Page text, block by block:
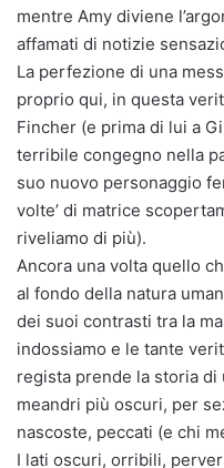
mentre Amy diviene
affamati di notizie
La perfezione di una
proprio qui, in questa
Fincher (e prima di lui a
terribile congegno nella
suo nuovo personaggio
volte’ di matrice
riveliamo di più).
Ancora una volta quello
al fondo della natura
dei suoi contrasti tra la
indossiamo e le tante
regista prende la storia
meandri più oscuri, per
nascoste, peccati (e chi
I lati oscuri, orribili,